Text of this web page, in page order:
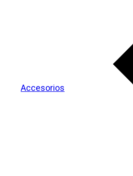
Accesorios